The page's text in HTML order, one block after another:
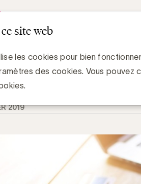
site web
les cookies pour bien
des cookies. Vous pouvez
ce qu'un ads.txt?
Roey
2019